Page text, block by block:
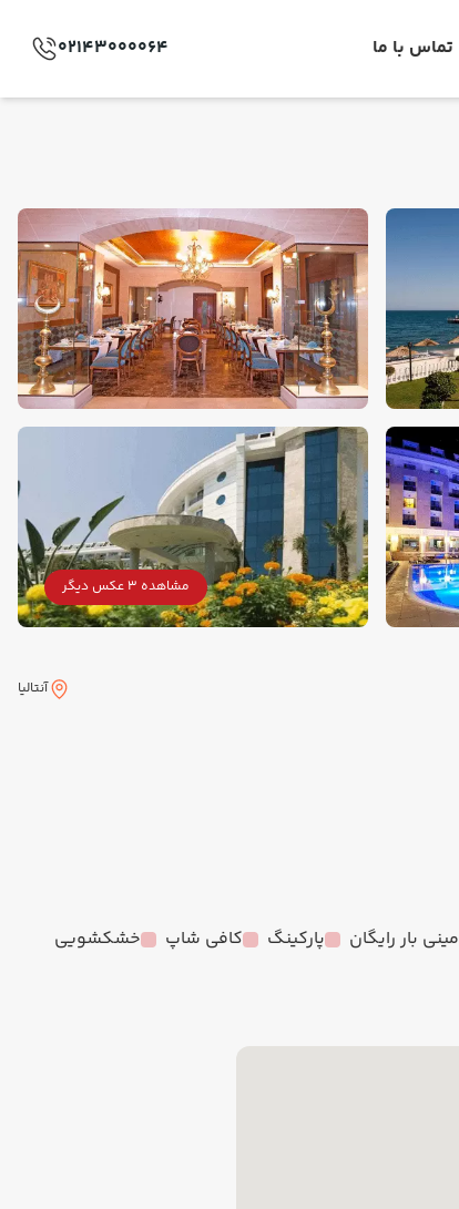
تماس با ما 02143000064
مشاهده 3 عکس دیگر
آنتالیا
مینی بار رایگان پارکینگ کافی شاپ
خشکشویی